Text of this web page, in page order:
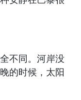
不同。河岸没
的时候，太阳